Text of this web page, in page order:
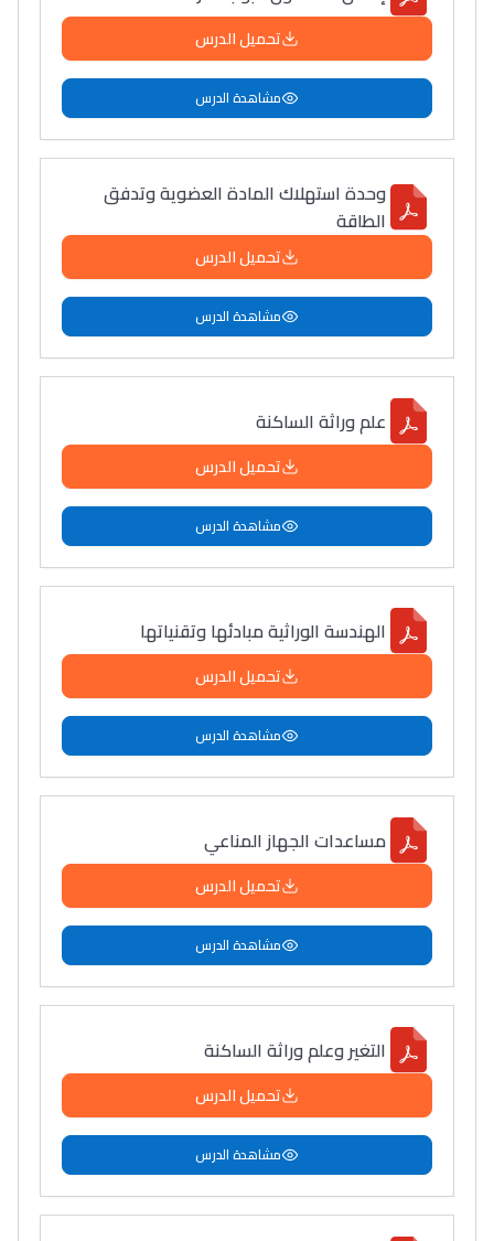
تحميل الدرس
مشاهدة الدرس
وحدة استهلاك المادة العضوية وتدفق
الطاقة
تحميل الدرس
مشاهدة الدرس
علم وراثة الساكنة
تحميل الدرس
مشاهدة الدرس
الهندسة الوراثية مبادئها وتقنياتها
تحميل الدرس
مشاهدة الدرس
مساعدات الجهاز المناعي
تحميل الدرس
مشاهدة الدرس
التغير وعلم وراثة الساكنة
تحميل الدرس
مشاهدة الدرس